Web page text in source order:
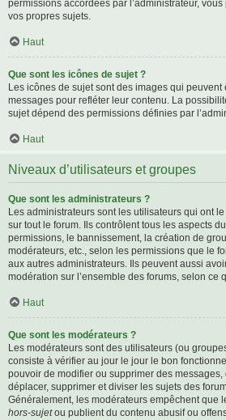
permissions accordées par l’administrateur,
vos propres sujets.
Haut
Que sont les icônes de sujet ?
Les icônes de sujet sont des images qui peuvent
messages pour refléter leur contenu. La
sujet dépend des permissions définies par
Haut
Niveaux d’utilisateurs et groupes
Que sont les administrateurs ?
Les administrateurs sont les utilisateurs qui ont
sur tout le forum. Ils contrôlent tous les aspects
permissions, le bannissement, la création de
modérateurs, etc., selon les permissions que le
aux autres administrateurs. Ils peuvent aussi
modération sur l’ensemble des forums, selon ce
Haut
Que sont les modérateurs ?
Les modérateurs sont des utilisateurs (ou
consiste à vérifier au jour le jour le bon
pouvoir de modifier ou supprimer des
déplacer, supprimer et diviser les sujets des
Généralement, les modérateurs empêchent que
hors-sujetou publient du contenu abusif ou